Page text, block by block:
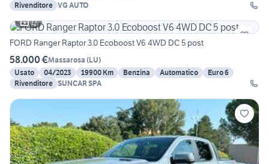
Rivenditore VG AUTO
12
FORD Ranger Raptor 3.0 Ecoboost V6 4WD DC 5 post
58.000 €Massarosa (LU)
Usato
04/2023 19900 Km Benzina Automatico
Euro 6
Rivenditore SUNCAR SPA